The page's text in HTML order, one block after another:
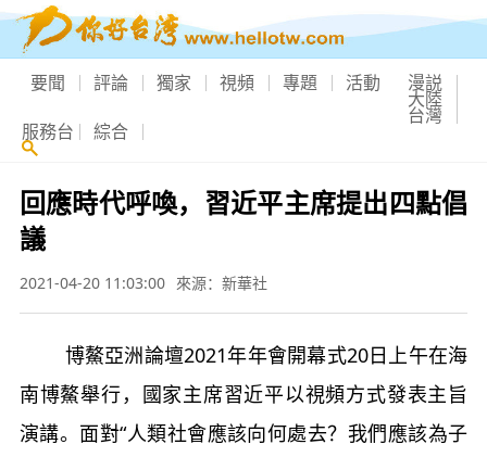
要聞 評論 獨家 視頻 專題 活動 漫説
大陸
台灣
服務台 綜合
回應時代呼喚，習近平主席提出四點倡
議
2021-04-20 11:03:00 來源：新華社
博鰲亞洲論壇2021年年會開幕式20日上午在海
南博鰲舉行，國家主席習近平以視頻方式發表主旨
演講。面對“人類社會應該向何處去？我們應該為子